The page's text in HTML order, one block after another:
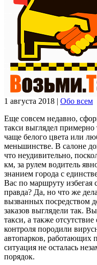
1 августа 2018 | Обо всем
Еще совсем недавно,
такси выглядел примерно
чаще белого цвета или
меньшинстве. В салоне
что неудивительно,
км, за рулем водитель
знанием города с
Вас по маршруту
правда? Да, но что же
вызванных посредством
заказов выглядели так.
такси, а также
контроля породили
автопарков, работающих
ситуация не осталась
порядок.